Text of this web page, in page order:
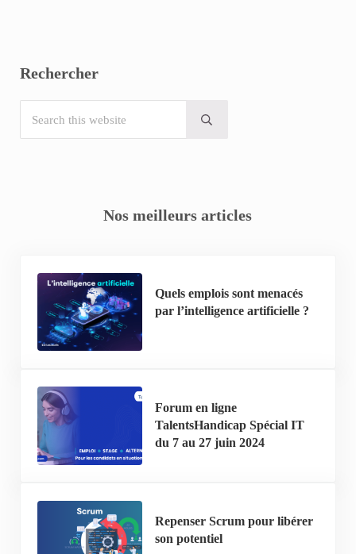
Rechercher
Submit search
Nos meilleurs articles
Quels emplois sont menacés
par l’intelligence artificielle ?
Forum en ligne
TalentsHandicap Spécial IT
du 7 au 27 juin 2024
Repenser Scrum pour libérer
son potentiel